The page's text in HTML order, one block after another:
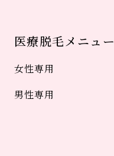
医療脱毛メニュー
女性専用
男性専用